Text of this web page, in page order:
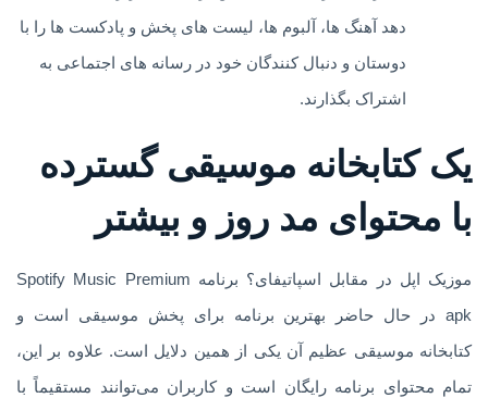
دهد آهنگ ها، آلبوم ها، لیست های پخش و پادکست ها را با
دوستان و دنبال کنندگان خود در رسانه های اجتماعی به
اشتراک بگذارند.
یک کتابخانه موسیقی گسترده
با محتوای مد روز و بیشتر
موزیک اپل در مقابل اسپاتیفای؟ برنامه Spotify Music Premium
apk در حال حاضر بهترین برنامه برای پخش موسیقی است و
کتابخانه موسیقی عظیم آن یکی از همین دلایل است. علاوه بر این،
تمام محتوای برنامه رایگان است و کاربران می‌توانند مستقیماً با